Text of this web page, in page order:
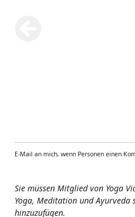
E-Mail an mich, wenn Personen einen
Sie müssen Mitglied von Yoga
Yoga, Meditation und Ayurveda
hinzuzufügen.